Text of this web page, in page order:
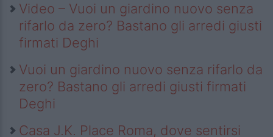
Video – Vuoi un giardino nuovo senza
rifarlo da zero? Bastano gli arredi giusti
firmati Deghi
Vuoi un giardino nuovo senza rifarlo da
zero? Bastano gli arredi giusti firmati
Deghi
Casa J.K. Place Roma, dove sentirsi